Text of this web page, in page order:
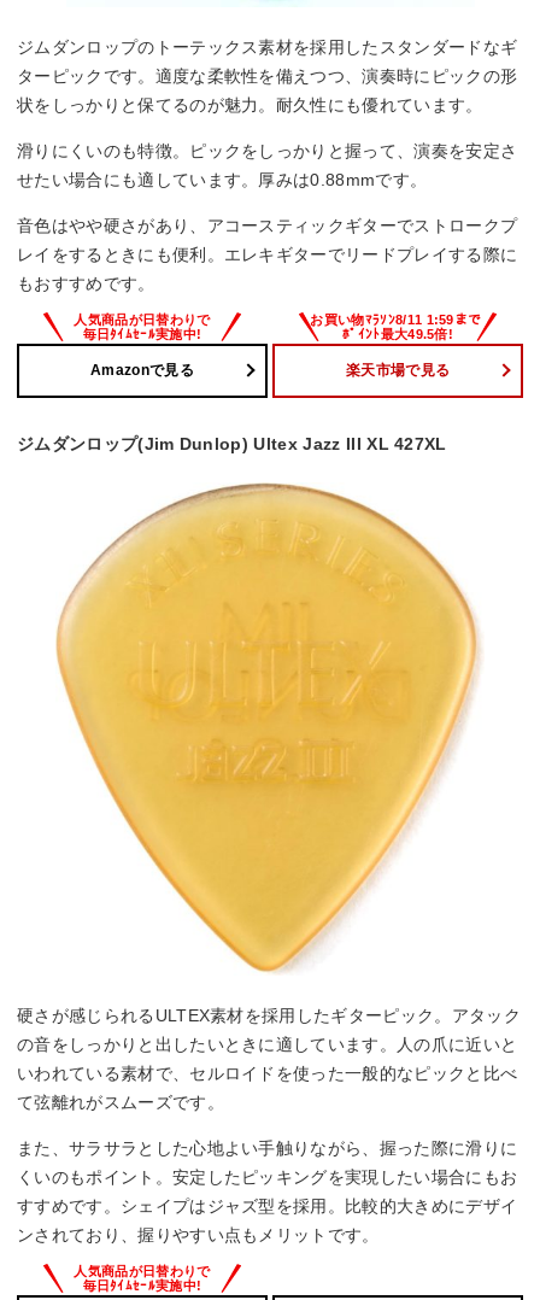
ジムダンロップのトーテックス素材を採用したスタンダードなギ
ターピックです。適度な柔軟性を備えつつ、演奏時にピックの形
状をしっかりと保てるのが魅力。耐久性にも優れています。
滑りにくいのも特徴。ピックをしっかりと握って、演奏を安定さ
せたい場合にも適しています。厚みは0.88mmです。
音色はやや硬さがあり、アコースティックギターでストロークプ
レイをするときにも便利。エレキギターでリードプレイする際に
もおすすめです。
Amazonで見る 楽天市場で見る
ジムダンロップ(Jim Dunlop) Ultex Jazz III XL 427XL
硬さが感じられるULTEX素材を採用したギターピック。アタック
の音をしっかりと出したいときに適しています。人の爪に近いと
いわれている素材で、セルロイドを使った一般的なピックと比べ
て弦離れがスムーズです。
また、サラサラとした心地よい手触りながら、握った際に滑りに
くいのもポイント。安定したピッキングを実現したい場合にもお
すすめです。シェイプはジャズ型を採用。比較的大きめにデザイ
ンされており、握りやすい点もメリットです。